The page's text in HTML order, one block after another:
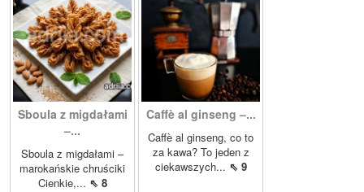
Sboula z migdałami
–...
Sboula z migdałami –
marokańskie chruściki
Cienkie,... ⇖ 8
Caffè al ginseng –...
Caffè al ginseng, co to
za kawa? To jeden z
ciekawszych... ⇖ 9